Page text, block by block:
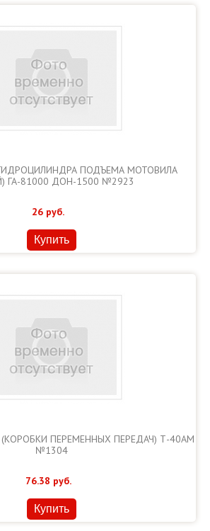
ПОДЪЕМА МОТОВИЛА
ГА-81000 ДОН-1500 №2923
26 руб.
Купить
ПЕРЕМЕННЫХ ПЕРЕДАЧ) Т-40АМ
№1304
76.38 руб.
Купить